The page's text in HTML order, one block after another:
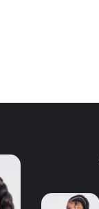
ایرباد
CMF
Clip
Pro